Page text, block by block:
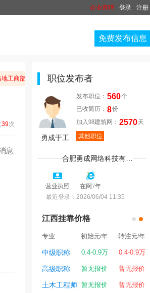
企业直聘 登录 注册
免费发布信息
商部门举报。
39次
职位发布者
勇成于工
发布职位： 560个
已收简历： 8份
加入98建筑网： 2570天
其他职位
合肥勇成网络科技有限公司
营业执照
7
在网7年
最近登录： 2026/06/04 11:35
江西挂靠价格
专业 初始元/年 转注元/年
中级职称 0.4-0.9万 0.4-0.9万
高级职称 暂无报价 暂无报价
土木工程师 暂无报价 暂无报价